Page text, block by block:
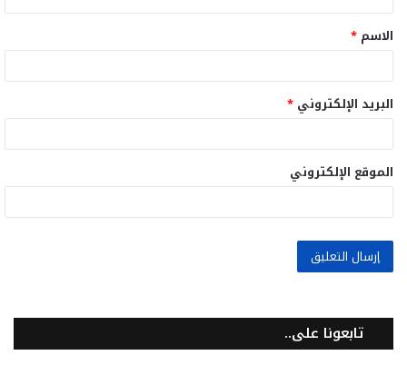
ق
*
الاسم *
البريد الإلكتروني *
الموقع الإلكتروني
تابعونا على..